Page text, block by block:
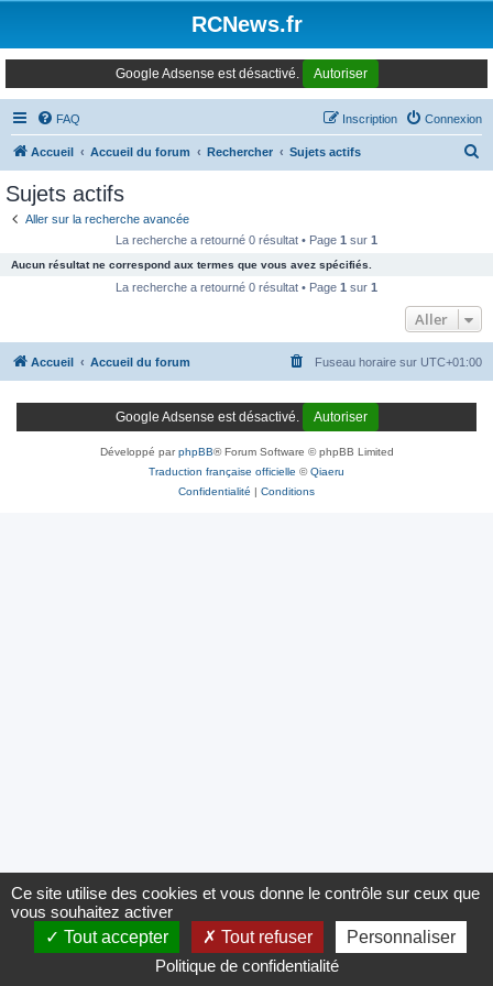
RCNews.fr
Google Adsense est désactivé. Autoriser
FAQ Connexion
Inscription
Accueil Accueil du forum Rechercher Sujets actifs
c
e
Sujets actifs
Aller sur la recherche avancée
La recherche a retourné 0 résultat • Page 1 sur 1
Aucun résultat ne correspond aux termes que vous avez spécifiés.
La recherche a retourné 0 résultat • Page 1 sur 1
Aller
Accueil Accueil du forum Fuseau horaire sur UTC+01:00
Google Adsense est désactivé. Autoriser
Développé parphpBB® Forum Software © phpBB Limited
Traduction française officielle ©Qiaeru
Confidentialité | Conditions
Panneau de gestion des cookies
Ce site utilise des cookies et vous donne le contrôle sur ceux que
vous souhaitez activer
Tout accepter
Tout refuser
Personnaliser
Politique de confidentialité